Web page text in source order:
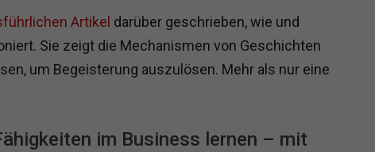
Artikel darüber geschrieben, wie und
Sie zeigt die Mechanismen von Geschichten
um Begeisterung auszulösen. Mehr als nur eine
im Business lernen – mit